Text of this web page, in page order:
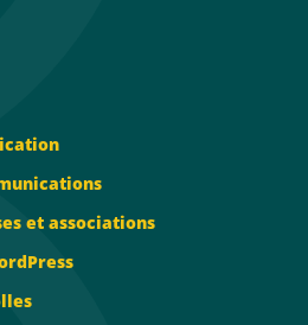
et associations